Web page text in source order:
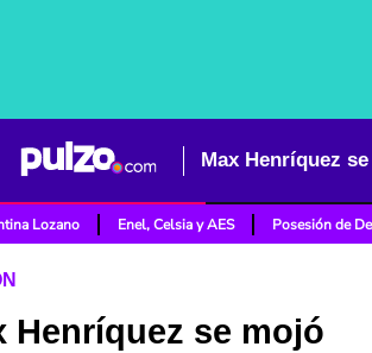
Lozano Enel, Celsia y AES Posesión de
Henríquez se mojó